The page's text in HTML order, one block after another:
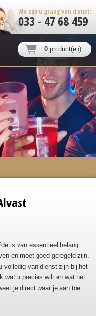
We zijn u graag van dienst:
033 - 47 68 459
0 product(en)
is van essentieel belang.
en moet goed geregeld zijn.
volledig van dienst zijn bij het
wat u precies wilt en wat het
je direct waar je aan toe